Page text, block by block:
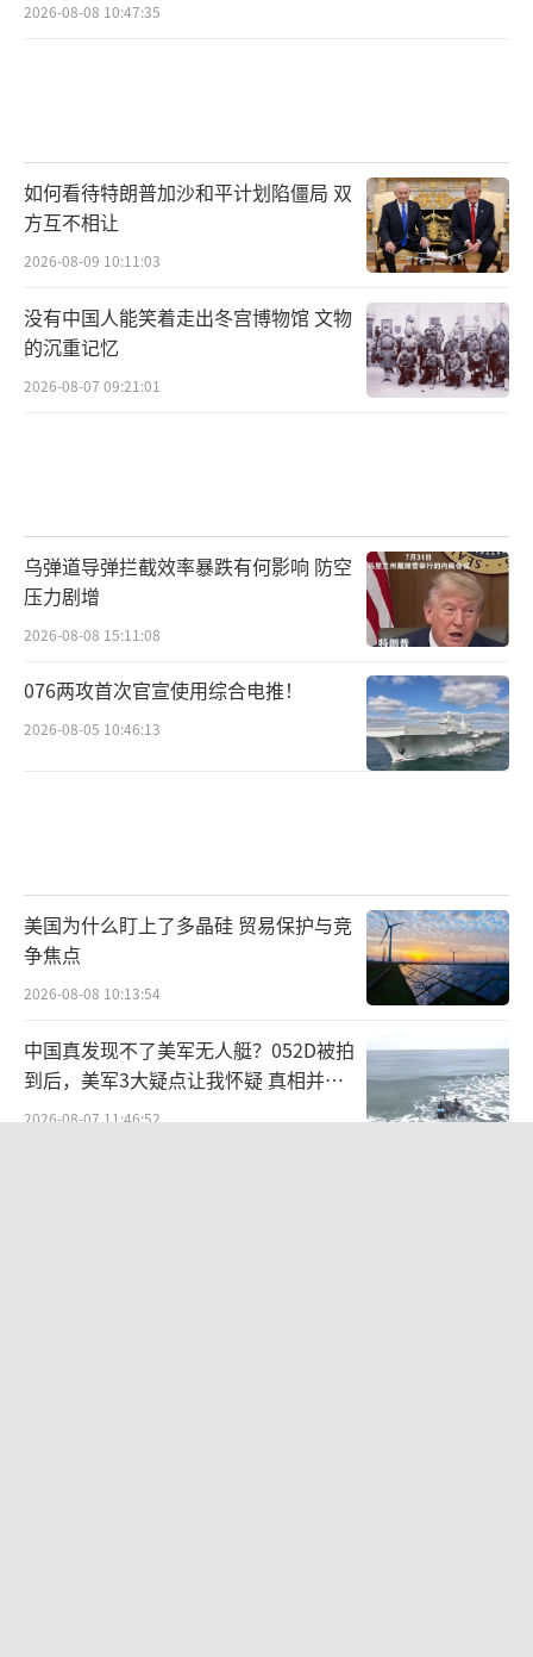
2026-08-08 10:47:35
如何看待特朗普加沙和平计划陷僵局 双
方互不相让
2026-08-09 10:11:03
没有中国人能笑着走出冬宫博物馆 文物
的沉重记忆
2026-08-07 09:21:01
乌弹道导弹拦截效率暴跌有何影响 防空
压力剧增
2026-08-08 15:11:08
076两攻首次官宣使用综合电推！
2026-08-05 10:46:13
美国为什么盯上了多晶硅 贸易保护与竞
争焦点
2026-08-08 10:13:54
中国真发现不了美军无人艇？052D被拍
到后，美军3大疑点让我怀疑 真相并非
如此
2026-08-07 11:46:52